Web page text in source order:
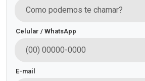
Celular / WhatsApp
E-mail